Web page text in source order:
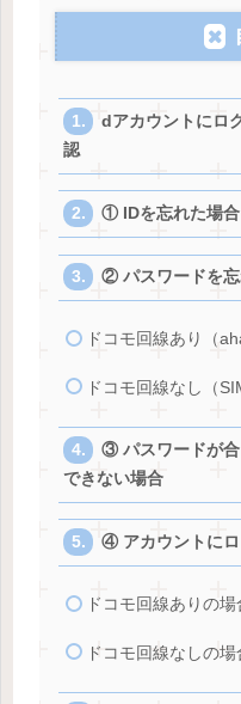
dアカウントにロ
認
① IDを忘れた場合
② パスワードを
ドコモ回線あり（
ドコモ回線なし（
③ パスワードが合
できない場合
④ アカウントに
ドコモ回線ありの
ドコモ回線なしの場